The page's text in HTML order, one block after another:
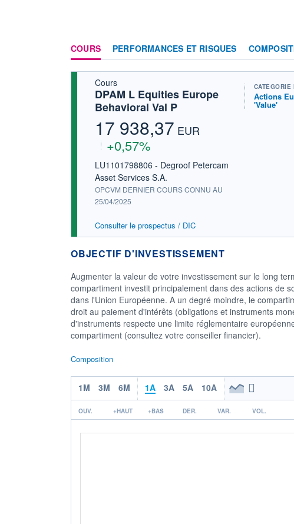
COURS PERFORMANCES ET RISQUES
Cours
DPAM L Equities Europe
Behavioral Val P
17 938,37 EUR
+0,57%
LU1101798806 - Degroof Petercam
Asset Services S.A.
OPCVM DERNIER COURS CONNU AU
25/04/2025
Consulter le prospectus / DIC
CATÉGORIE
Actions
'Value'
OBJECTIF D'INVESTISSEMENT
Augmenter la valeur de votre investissement sur le long
compartiment investit principalement dans des actions de
dans l'Union Européenne. A un degré moindre, le
droit au paiement d'intérêts (obligations et instruments
d'instruments respecte une limite réglementaire
compartiment (consultez votre conseiller financier).
Composition
1M 3M 6M 1A 3A 5A 10A
OUV. +HAUT +BAS DER. VAR. VOL.